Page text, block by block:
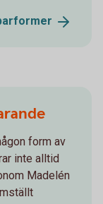
form av
inte alltid
Madelén